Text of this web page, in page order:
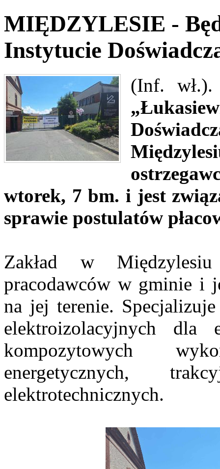
MIĘDZYLESIE -
Instytucie
(Inf.
wtorek, 7 bm. i jest
sprawie postulatów
Zakład w
pracodawców w gminie i
na jej terenie.
elektroizolacyjnych
kompozytowych
energetycznych,
elektrotechnicznych.